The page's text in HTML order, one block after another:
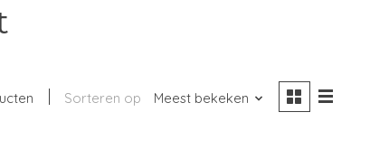
Sorteren op Meest bekeken